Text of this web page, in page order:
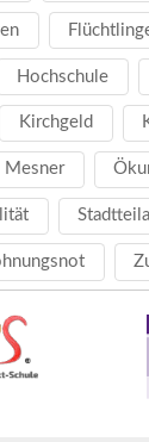
Hochschule
Kirchgeld
Mesner